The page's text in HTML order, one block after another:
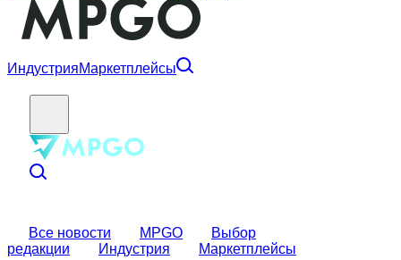
ИндустрияМаркетплейсы
Все новости MPGO
Выбор
редакции
Индустрия Маркетплейсы